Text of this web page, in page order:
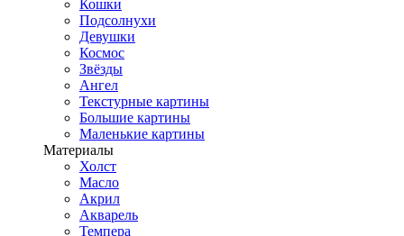
Кошки
Подсолнухи
Девушки
Космос
Звёзды
Ангел
Текстурные картины
Большие картины
Маленькие картины
Материалы
Холст
Масло
Акрил
Акварель
Темпера